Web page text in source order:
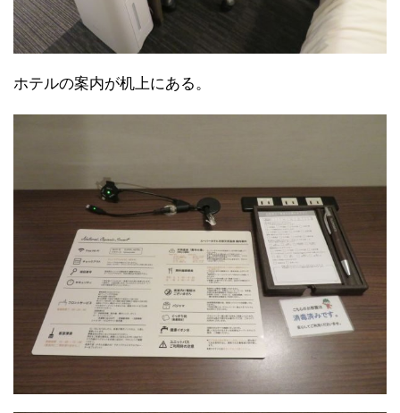
ホテルの案内が机上にある。